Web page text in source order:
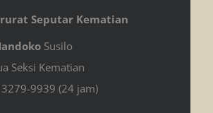
Seputar Kematian
Susilo
Seksi Kematian
9939 (24 jam)